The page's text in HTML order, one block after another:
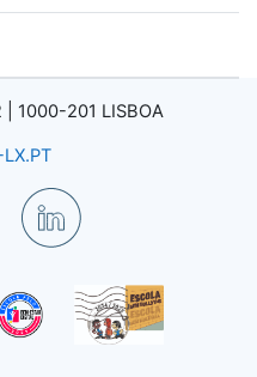
1000-201 LISBOA